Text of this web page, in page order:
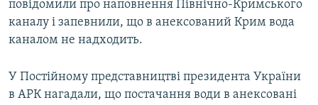
повідомили про наповнення Північно-Кримського
каналу і запевнили, що в анексований Крим вода
каналом не надходить.
У Постійному представництві президента України
в АРК нагадали, що постачання води в анексовані